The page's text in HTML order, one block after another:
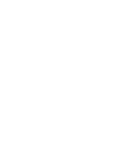
其他條款和條件的約束：(i) 暗網
Manager | 諾頓密碼管理
| 諾頓家庭防護，以及家長防護
Search | 諾頓安全搜尋引擎，以
端備份、(vi) 技術支援服務、(vii)
Media Monitoring、(ix) 身分
VPN | 諾頓 VPN，以及 (xi)
。如果第 2 部分「一般條款」
款」之間存在衝突或不一致，則以
準並適用。
酌情決定的指定時間內免費
和/或說明該試用版的促銷材料中